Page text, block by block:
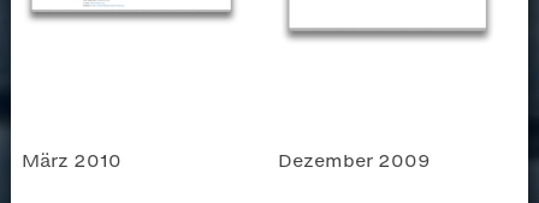
März 2010 Dezember 2009